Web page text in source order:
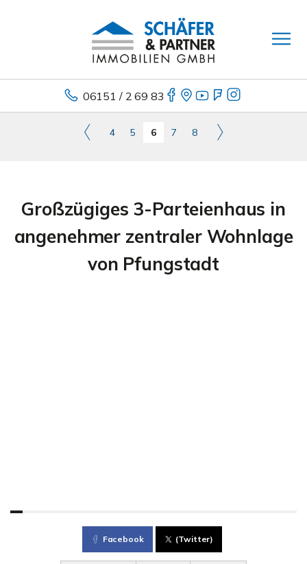
06151 / 2 69 83
4 5 6 7 8
Großzügiges 3-Parteienhaus in
angenehmer zentraler Wohnlage
von Pfungstadt
Facebook (Twitter)